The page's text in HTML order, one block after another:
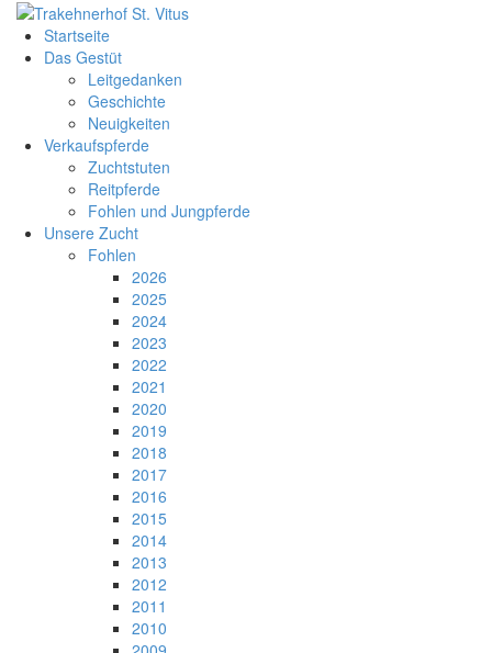
Startseite
Das Gestüt
Leitgedanken
Geschichte
Neuigkeiten
Verkaufspferde
Zuchtstuten
Reitpferde
Fohlen und Jungpferde
Unsere Zucht
Fohlen
2026
2025
2024
2023
2022
2021
2020
2019
2018
2017
2016
2015
2014
2013
2012
2011
2010